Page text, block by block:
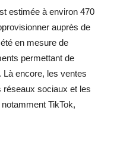
estimée à environ 470
auprès de
en mesure de
permettant de
Là encore, les ventes
réseaux sociaux et les
TikTok,